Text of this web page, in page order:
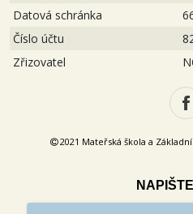
Datová schránka
Číslo účtu
Zřizovatel
2021 Mateřská škola a